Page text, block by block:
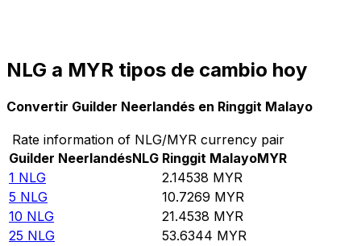
NLG a MYR tipos de cambio hoy
Convertir Guilder Neerlandés en Ringgit Malayo
Rate information of NLG/MYR currency pair
Guilder NeerlandésNLG Ringgit MalayoMYR
1 NLG 2.14538 MYR
5 NLG 10.7269 MYR
10 NLG 21.4538 MYR
25 NLG 53.6344 MYR